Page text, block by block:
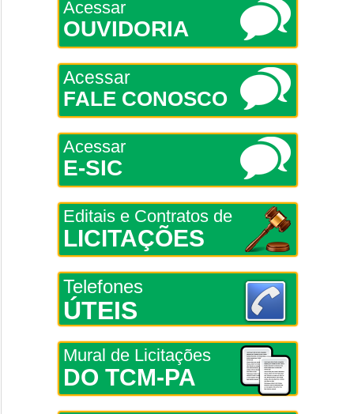
Acessar
OUVIDORIA
Acessar
FALE CONOSCO
Acessar
E-SIC
Editais e Contratos de
LICITAÇÕES
Telefones
ÚTEIS
Mural de Licitações
DO TCM-PA